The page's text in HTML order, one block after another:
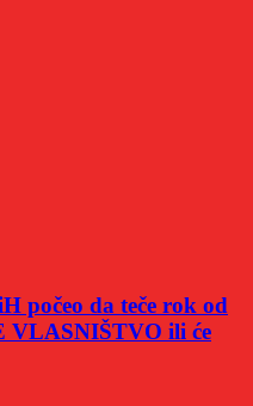
počeo da teče rok od
VLASNIŠTVO ili će